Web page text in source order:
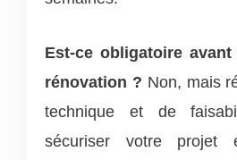
Est-ce obligatoire
rénovation ? Non, mais
technique et de
sécuriser votre projet